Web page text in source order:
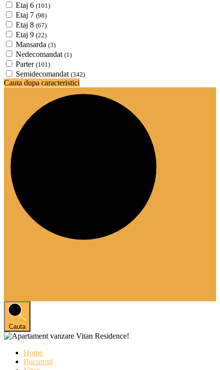
Etaj 6 (101)
Etaj 7 (98)
Etaj 8 (67)
Etaj 9 (22)
Mansarda (3)
Nedecomandat (1)
Parter (101)
Semidecomandat (342)
Cauta dupa caracteristici
Cauta
Home
Bucuresti